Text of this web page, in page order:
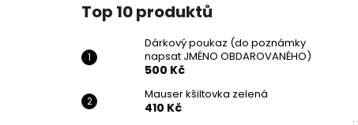
Top 10 produktů
Dárkový poukaz (do poznámky
napsat JMÉNO OBDAROVANÉHO)
500 Kč
Mauser kšiltovka zelená
410 Kč